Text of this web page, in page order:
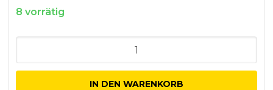
8 vorrätig
Ölablassschraubengewinde
IN DEN WARENKORB